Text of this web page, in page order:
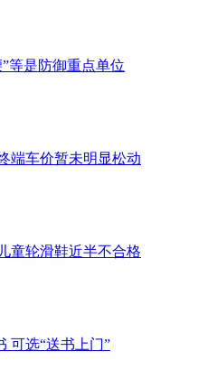
等是防御重点单位
端车价暂未明显松动
童轮滑鞋近半不合格
可选“送书上门”